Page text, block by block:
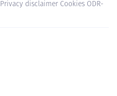
Privacy disclaimer Cookies ODR-